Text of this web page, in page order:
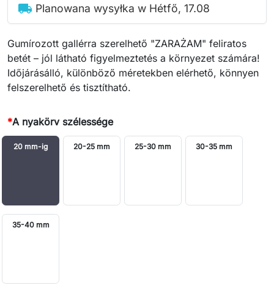
local_shipping Planowana wysyłka w Hétfő, 17.08
Gumírozott gallérra szerelhető "ZARAŻAM" feliratos
betét – jól látható figyelmeztetés a környezet számára!
Időjárásálló, különböző méretekben elérhető, könnyen
felszerelhető és tisztítható.
*A nyakörv szélessége
20 mm-ig 20-25 mm 25-30 mm 30-35 mm
35-40 mm